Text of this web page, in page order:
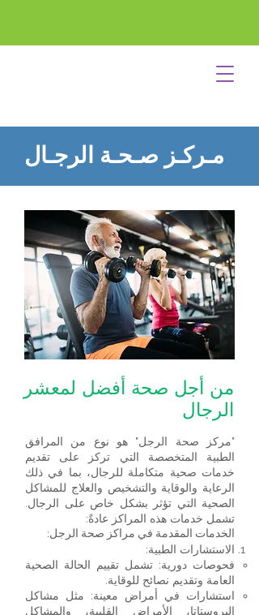
مـركـز صـحـة الرجـال
من أجل صحة أفضل لمعشر
الرجال
"مركز صحة الرجل" هو نوع من المرافق
الطبية المتخصصة التي تركز على تقديم
خدمات صحية متكاملة للرجال، بما في ذلك
الرعاية والوقاية والتشخيص والعلاج للمشاكل
الصحية التي تؤثر بشكل خاص على الرجال.
تشمل خدمات هذه المراكز عادةً:
الخدمات المقدمة في مراكز صحة الرجل:
الاستشارات الطبية:
فحوصات دورية: تشمل تقييم الحالة الصحية
العامة وتقديم نصائح للوقاية.
استشارات في أمراض معينة: مثل مشاكل
البروستاتا، الأمراض القلبية، والمشاكل